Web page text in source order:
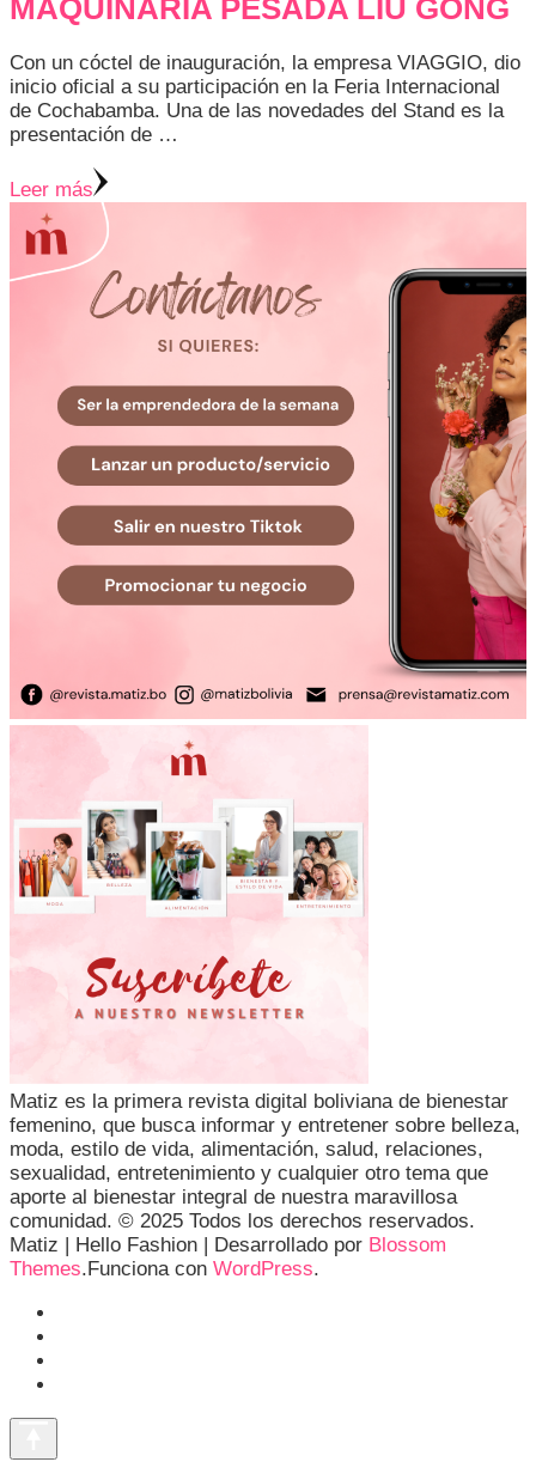
MAQUINARIA PESADA LIU GONG
Con un cóctel de inauguración, la empresa VIAGGIO, dio
inicio oficial a su participación en la Feria Internacional
de Cochabamba. Una de las novedades del Stand es la
presentación de …
Leer más
Matiz es la primera revista digital boliviana de bienestar
femenino, que busca informar y entretener sobre belleza,
moda, estilo de vida, alimentación, salud, relaciones,
sexualidad, entretenimiento y cualquier otro tema que
aporte al bienestar integral de nuestra maravillosa
comunidad. © 2025 Todos los derechos reservados.
Matiz | Hello Fashion | Desarrollado por Blossom
Themes.Funciona con WordPress.